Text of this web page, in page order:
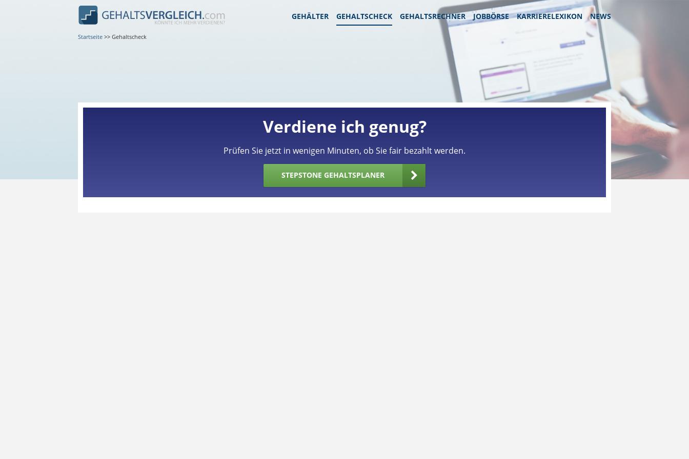
GEHÄLTER GEHALTSCHECK GEHALTSRECHNER JOBBÖRSE KARRIERELEXIKON NEWS
Startseite >> Gehaltscheck
Verdiene ich genug?
Prüfen Sie jetzt in wenigen Minuten, ob Sie fair bezahlt werden.
STEPSTONE GEHALTSPLANER